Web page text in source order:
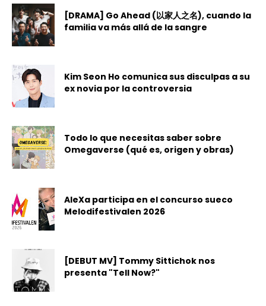
[DRAMA] Go Ahead (以家人之名), cuando la
familia va más allá de la sangre
Kim Seon Ho comunica sus disculpas a su
ex novia por la controversia
Todo lo que necesitas saber sobre
Omegaverse (qué es, origen y obras)
AleXa participa en el concurso sueco
Melodifestivalen 2026
[DEBUT MV] Tommy Sittichok nos
presenta "Tell Now?"